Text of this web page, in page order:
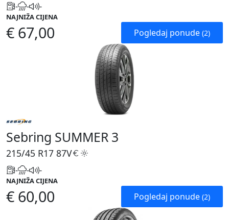
- - -
NAJNIŽA CIJENA
€ 67,00 Pogledaj ponude (2)
Sebring SUMMER 3
215/45 R17 87V
- - -
NAJNIŽA CIJENA
€ 60,00 Pogledaj ponude (2)